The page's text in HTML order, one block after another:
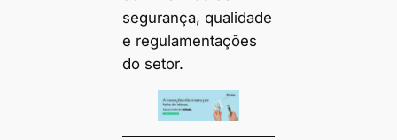
segurança, qualidade
e regulamentações
do setor.